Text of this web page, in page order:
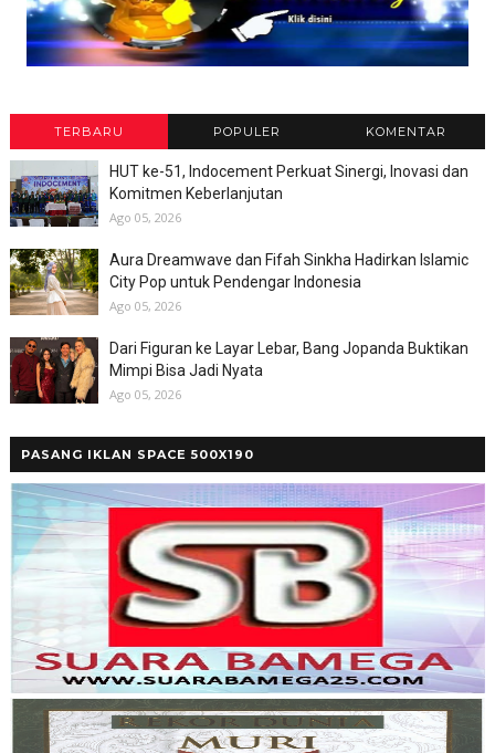
TERBARU POPULER KOMENTAR
HUT ke-51, Indocement Perkuat Sinergi, Inovasi dan
Komitmen Keberlanjutan
Ago 05, 2026
Aura Dreamwave dan Fifah Sinkha Hadirkan Islamic
City Pop untuk Pendengar Indonesia
Ago 05, 2026
Dari Figuran ke Layar Lebar, Bang Jopanda Buktikan
Mimpi Bisa Jadi Nyata
Ago 05, 2026
PASANG IKLAN SPACE 500X190